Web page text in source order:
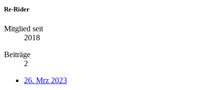
Re-Rider
Mitglied seit
2018
Beiträge
2
26. Mrz 2023